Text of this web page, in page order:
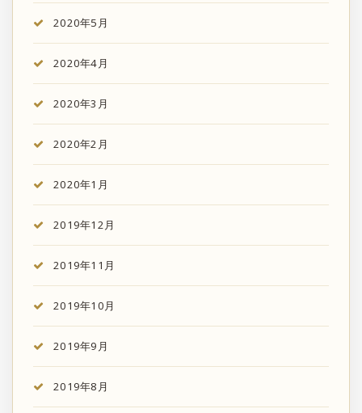
2020年5月
2020年4月
2020年3月
2020年2月
2020年1月
2019年12月
2019年11月
2019年10月
2019年9月
2019年8月